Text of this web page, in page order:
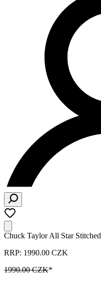
Chuck Taylor All Star Stitched
RRP: 1990.00 CZK
1990.00 CZK*